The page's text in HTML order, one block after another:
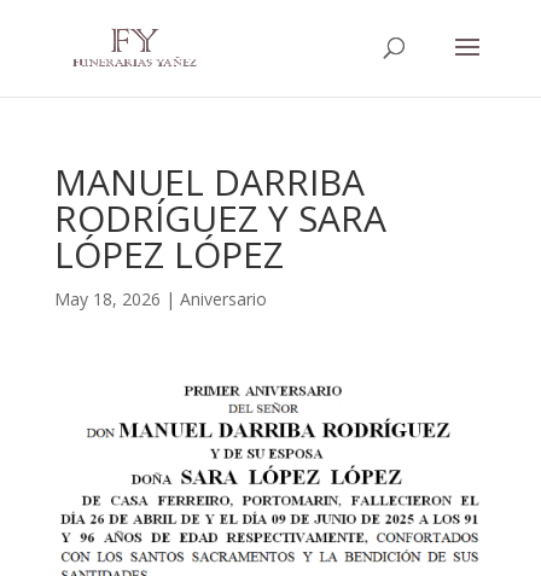
MANUEL DARRIBA
RODRÍGUEZ Y SARA
LÓPEZ LÓPEZ
May 18, 2026 | Aniversario